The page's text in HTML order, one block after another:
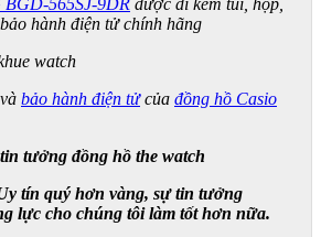
BGD-565SJ-9DR được đi kèm túi, hộp,
hành điện tử chính hãng
bảo hành điện tửcủa đồng hồ Casio
tín quý hơn vàng, sự tin tưởng
lực cho chúng tôi làm tốt hơn nữa.